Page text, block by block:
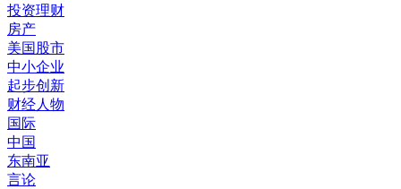
投资理财
房产
美国股市
中小企业
起步创新
财经人物
国际
中国
东南亚
言论